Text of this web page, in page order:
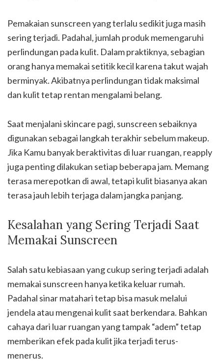
Pemakaian sunscreen yang terlalu sedikit juga masih
sering terjadi. Padahal, jumlah produk memengaruhi
perlindungan pada kulit. Dalam praktiknya, sebagian
orang hanya memakai setitik kecil karena takut wajah
berminyak. Akibatnya perlindungan tidak maksimal
dan kulit tetap rentan mengalami belang.
Saat menjalani skincare pagi, sunscreen sebaiknya
digunakan sebagai langkah terakhir sebelum makeup.
Jika Kamu banyak beraktivitas di luar ruangan, reapply
juga penting dilakukan setiap beberapa jam. Memang
terasa merepotkan di awal, tetapi kulit biasanya akan
terasa jauh lebih terjaga dalam jangka panjang.
Kesalahan yang Sering Terjadi Saat
Memakai Sunscreen
Salah satu kebiasaan yang cukup sering terjadi adalah
memakai sunscreen hanya ketika keluar rumah.
Padahal sinar matahari tetap bisa masuk melalui
jendela atau mengenai kulit saat berkendara. Bahkan
cahaya dari luar ruangan yang tampak “adem” tetap
memberikan efek pada kulit jika terjadi terus-
menerus.